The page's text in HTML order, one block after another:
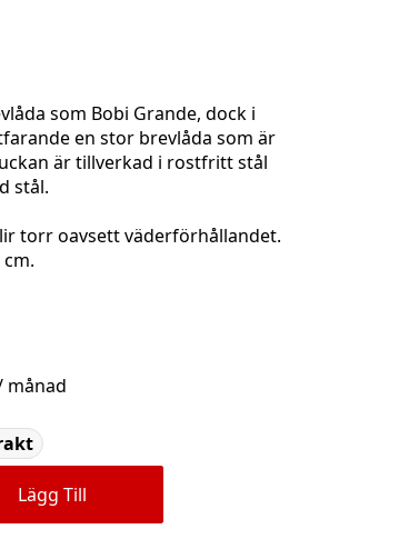
som Bobi Grande, dock i
en stor brevlåda som är
är tillverkad i rostfritt stål
stål.
torr oavsett väderförhållandet.
månad
Lägg Till